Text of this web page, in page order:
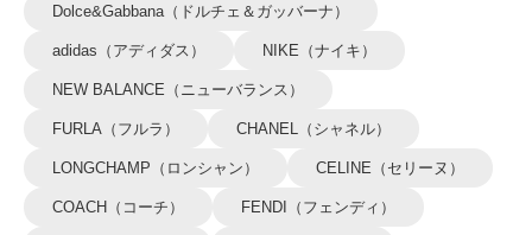
Dolce&Gabbana（ドルチェ＆ガッバーナ）
adidas（アディダス） NIKE（ナイキ）
NEW BALANCE（ニューバランス）
FURLA（フルラ） CHANEL（シャネル）
LONGCHAMP（ロンシャン） CELINE（セリーヌ）
COACH（コーチ） FENDI（フェンディ）